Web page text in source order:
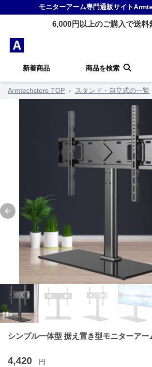
モニターアーム専門通販サイト
6,000円以上のご購入で送料
新着商品 商品を検索
Armtechstore TOP › スタンド・自立式の一覧
Previous slide
シンプル一体型 据え置き型モニターアー
4,420 円